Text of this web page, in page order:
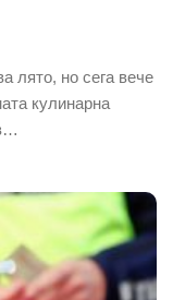
лято, но сега вече
кулинарна